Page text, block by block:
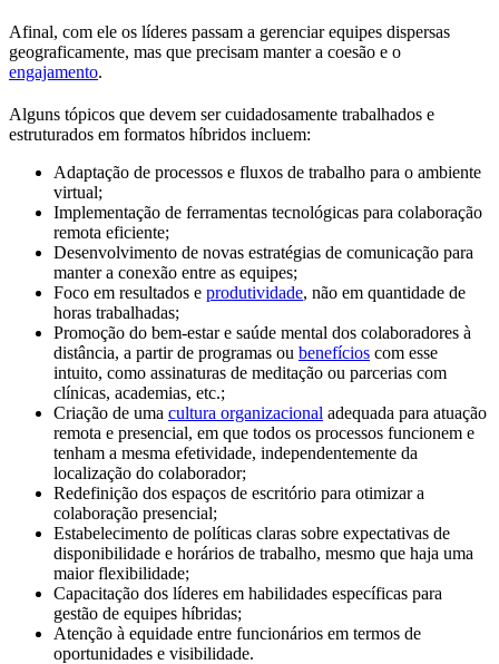
Afinal, com ele os líderes passam a gerenciar equipes dispersas
geograficamente, mas que precisam manter a coesão e o
engajamento.
Alguns tópicos que devem ser cuidadosamente trabalhados e
estruturados em formatos híbridos incluem:
Adaptação de processos e fluxos de trabalho para o ambiente
virtual;
Implementação de ferramentas tecnológicas para colaboração
remota eficiente;
Desenvolvimento de novas estratégias de comunicação para
manter a conexão entre as equipes;
Foco em resultados e produtividade, não em quantidade de
horas trabalhadas;
Promoção do bem-estar e saúde mental dos colaboradores à
distância, a partir de programas ou benefícios com esse
intuito, como assinaturas de meditação ou parcerias com
clínicas, academias, etc.;
Criação de uma cultura organizacional adequada para atuação
remota e presencial, em que todos os processos funcionem e
tenham a mesma efetividade, independentemente da
localização do colaborador;
Redefinição dos espaços de escritório para otimizar a
colaboração presencial;
Estabelecimento de políticas claras sobre expectativas de
disponibilidade e horários de trabalho, mesmo que haja uma
maior flexibilidade;
Capacitação dos líderes em habilidades específicas para
gestão de equipes híbridas;
Atenção à equidade entre funcionários em termos de
oportunidades e visibilidade.